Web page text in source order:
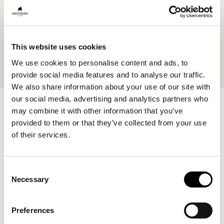
This website uses cookies
We use cookies to personalise content and ads, to
provide social media features and to analyse our traffic.
We also share information about your use of our site with
our social media, advertising and analytics partners who
may combine it with other information that you’ve
provided to them or that they’ve collected from your use
of their services.
Selection
Necessary
Preferences
+6
Denver
Viisi hienoa lahjavinkkiä
äitienpäiväksi
Lampaannahkaiset Jasmine-varvassandaalit – kevyet
ja kesäisen mukavat
Cassandra-sandaalit – ergonomista mukavuutta
rentoihin päiviin